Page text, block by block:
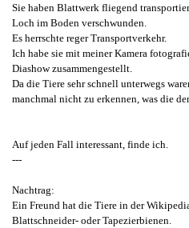
Sie haben Blattwerk fliegend
Loch im Boden verschwunden.
Es herrschte reger Transportverkehr.
Ich habe sie mit meiner Kamera
Diashow zusammengestellt.
Da die Tiere sehr schnell unterwegs
manchmal nicht zu erkennen, was die
Auf jeden Fall interessant, finde ich.
---
Nachtrag:
Ein Freund hat die Tiere in der
Blattschneider- oder Tapezierbienen.